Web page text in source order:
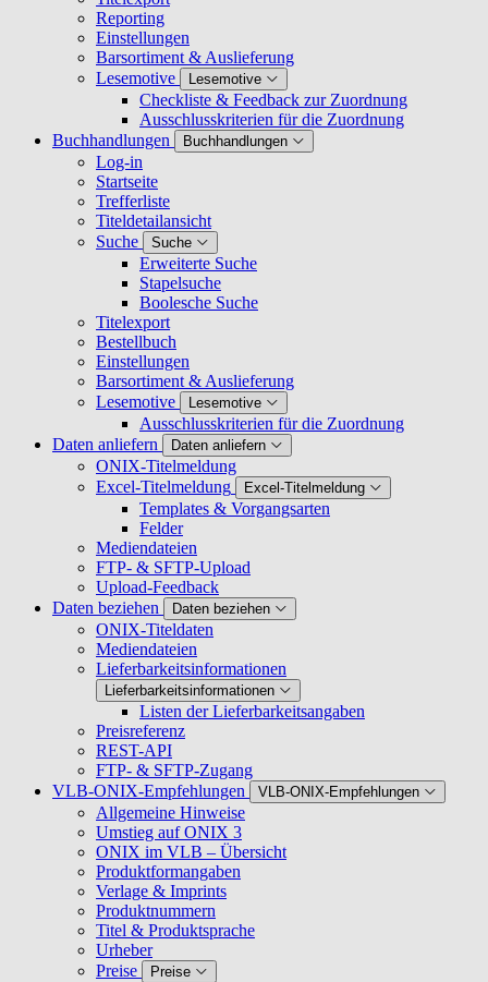
Reporting
Einstellungen
Barsortiment & Auslieferung
Lesemotive
Lesemotive
Checkliste & Feedback zur Zuordnung
Ausschlusskriterien für die Zuordnung
Buchhandlungen
Buchhandlungen
Log-in
Startseite
Trefferliste
Titeldetailansicht
Suche
Suche
Erweiterte Suche
Stapelsuche
Boolesche Suche
Titelexport
Bestellbuch
Einstellungen
Barsortiment & Auslieferung
Lesemotive
Lesemotive
Ausschlusskriterien für die Zuordnung
Daten anliefern
Daten anliefern
ONIX-Titelmeldung
Excel-Titelmeldung
Excel-Titelmeldung
Templates & Vorgangsarten
Felder
Mediendateien
FTP- & SFTP-Upload
Upload-Feedback
Daten beziehen
Daten beziehen
ONIX-Titeldaten
Mediendateien
Lieferbarkeitsinformationen
Lieferbarkeitsinformationen
Listen der Lieferbarkeitsangaben
Preisreferenz
REST-API
FTP- & SFTP-Zugang
VLB-ONIX-Empfehlungen
VLB-ONIX-Empfehlungen
Allgemeine Hinweise
Umstieg auf ONIX 3
ONIX im VLB – Übersicht
Produktformangaben
Verlage & Imprints
Produktnummern
Titel & Produktsprache
Urheber
Preise
Preise